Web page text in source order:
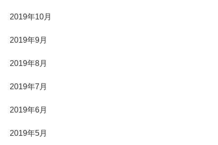
2019年10月
2019年9月
2019年8月
2019年7月
2019年6月
2019年5月